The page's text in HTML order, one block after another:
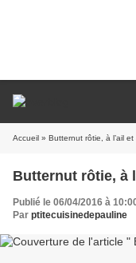
Accueil » Butternut rôtie, à l’ail et
Butternut rôtie, à
Publié le 06/04/2016 à
Par ptitecuisinedepauline